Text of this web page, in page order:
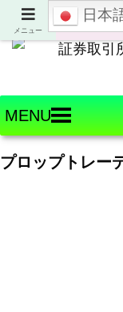
MENU
プロップトレー
メニュー
日本